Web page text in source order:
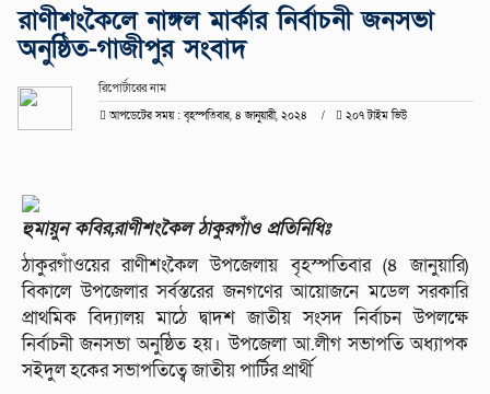
রাণীশংকৈলে নাঙ্গল মার্কার নির্বাচনী জনসভা
অনুষ্ঠিত-গাজীপুর সংবাদ
রিপোর্টারের নাম
আপডেটের সময় : বৃহস্পতিবার, ৪ জানুয়ারী, ২০২৪ ২০৭ টাইম ভিউ
হুমায়ুন কবির,রাণীশংকৈল ঠাকুরগাঁও প্রতিনিধিঃ
ঠাকুরগাঁওয়ের রাণীশংকৈল উপজেলায় বৃহস্পতিবার (৪ জানুয়ারি)
বিকালে উপজেলার সর্বস্তরের জনগণের আয়োজনে মডেল সরকারি
প্রাথমিক বিদ্যালয় মাঠে দ্বাদশ জাতীয় সংসদ নির্বাচন উপলক্ষে
নির্বাচনী জনসভা অনুষ্ঠিত হয়। উপজেলা আ.লীগ সভাপতি অধ্যাপক
সইদুল হকের সভাপতিত্বে জাতীয় পার্টির প্রার্থী